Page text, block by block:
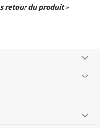
retour du produit